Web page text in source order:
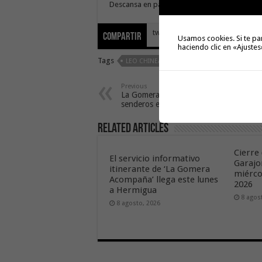
Descansa en paz compañero. Te echaremos
Compartir tweet
Tags LEO CHINEA
Previous
La Gomera promociona sus
senderos en la feria de Gantes
Related Articles
El servicio informativo
itinerante de ‘La Gomera
Acompaña’ llega este lunes
a Hermigua
8 agosto, 2026
Cierre
2026
8
Usamos cookies. Si te
haciendo clic en